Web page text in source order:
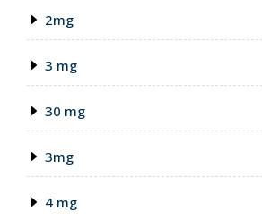
2mg
3 mg
30 mg
3mg
4 mg